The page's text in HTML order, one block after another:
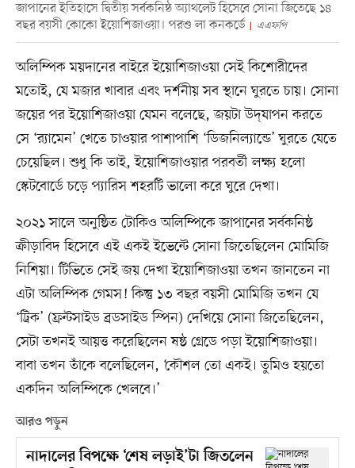
জাপানের ইতিহাসে দ্বিতীয় সর্বকনিষ্ঠ অ্যাথলেট হিসেবে সোনা জিতেছে ১৪
বছর বয়সী কোকো ইয়োশিজাওয়া। পরশু লা কনকর্ডে
এএফপি
অলিম্পিক ময়দানের বাইরে ইয়োশিজাওয়া সেই কিশোরীদের
মতোই, যে মজার খাবার এবং দর্শনীয় সব স্থানে ঘুরতে চায়। সোনা
জয়ের পর ইয়োশিজাওয়া যেমন বলেছে, জয়টা উদ্‌যাপন করতে
সে ‘র‌্যামেন’ খেতে চাওয়ার পাশাপাশি ‘ডিজনিল্যান্ডে’ ঘুরতে যেতে
চেয়েছিল। শুধু কি তাই, ইয়োশিজাওয়ার পরবর্তী লক্ষ্য হলো
স্কেটবোর্ডে চড়ে প্যারিস শহরটি ভালো করে ঘুরে দেখা।
২০২১ সালে অনুষ্ঠিত টোকিও অলিম্পিকে জাপানের সর্বকনিষ্ঠ
ক্রীড়াবিদ হিসেবে এই একই ইভেন্টে সোনা জিতেছিলেন মোমিজি
নিশিয়া। টিভিতে সেই জয় দেখা ইয়োশিজাওয়া তখন জানতেন না
এটা অলিম্পিক গেমস! কিন্তু ১৩ বছর বয়সী মোমিজি তখন যে
‘ট্রিক’ (ফ্রন্টসাইড ব্রডসাইড স্পিন) দেখিয়ে সোনা জিতেছিলেন,
সেটা তখনই আয়ত্ত করেছিলেন ষষ্ঠ গ্রেডে পড়া ইয়োশিজাওয়া।
বাবা তখন তাঁকে বলেছিলেন, ‘কৌশল তো একই। তুমিও হয়তো
একদিন অলিম্পিকে খেলবে।’
আরও পড়ুন
নাদালের বিপক্ষে ‘শেষ লড়াই’টা জিতলেন